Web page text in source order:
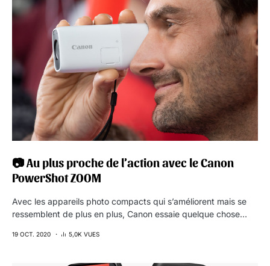
📷 Au plus proche de l’action avec le Canon
PowerShot ZOOM
Avec les appareils photo compacts qui s’améliorent mais se
ressemblent de plus en plus, Canon essaie quelque chose…
19 OCT. 2020 5,0K VUES